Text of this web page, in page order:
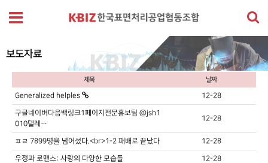
보도자료
제목 날짜
Generalized helples 12-28
구글네이버다음백링크1페이지전문홍보팀 @jsh1
010텔레…
12-28
ㅍㄹ 7899명을 넘어섰다.<br>1-2 패배로 끝났다 12-28
우정과 로맨스: 사랑의 다양한 모습들 12-28